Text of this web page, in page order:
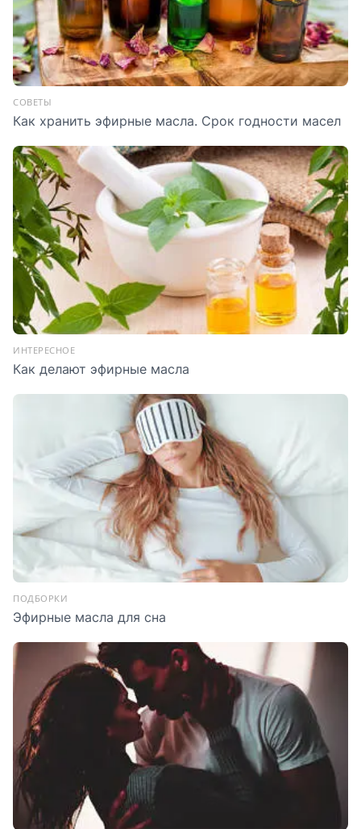
СОВЕТЫ
Как хранить эфирные масла. Срок годности масел
ИНТЕРЕСНОЕ
Как делают эфирные масла
ПОДБОРКИ
Эфирные масла для сна